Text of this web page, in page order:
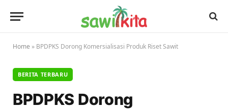
Home » BPDPKS Dorong Komersialisasi Produk Riset Sawit
BERITA TERBARU
BPDPKS Dorong